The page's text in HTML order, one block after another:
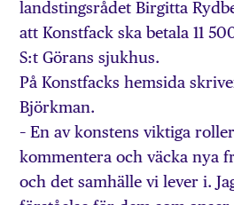
landstingsrådet Birgitta
att Konstfack ska betala 11
S:t Görans sjukhus.
På Konstfacks hemsida
Björkman.
– En av konstens viktiga
kommentera och väcka nya
och det samhälle vi lever i.